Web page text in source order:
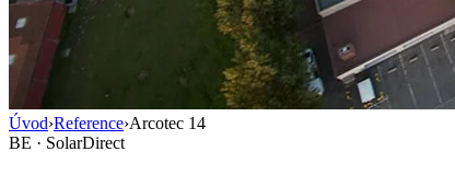
Úvod›Reference›Arcotec 14
BE · SolarDirect